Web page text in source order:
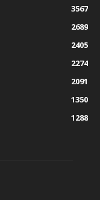
3567
2689
2405
2274
2091
1350
1288